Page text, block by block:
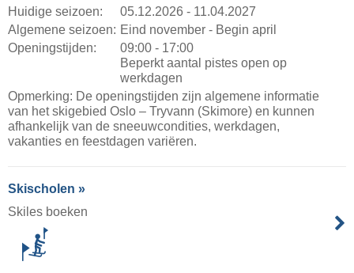
Huidige seizoen:
05.12.2026 - 11.04.2027
Algemene seizoen: Eind november - Begin april
Openingstijden:
09:00 - 17:00
Beperkt aantal pistes open op
werkdagen
Opmerking: De openingstijden zijn algemene informatie
van het skigebied Oslo – Tryvann (Skimore) en kunnen
afhankelijk van de sneeuwcondities, werkdagen,
vakanties en feestdagen variëren.
Skischolen »
Skiles boeken